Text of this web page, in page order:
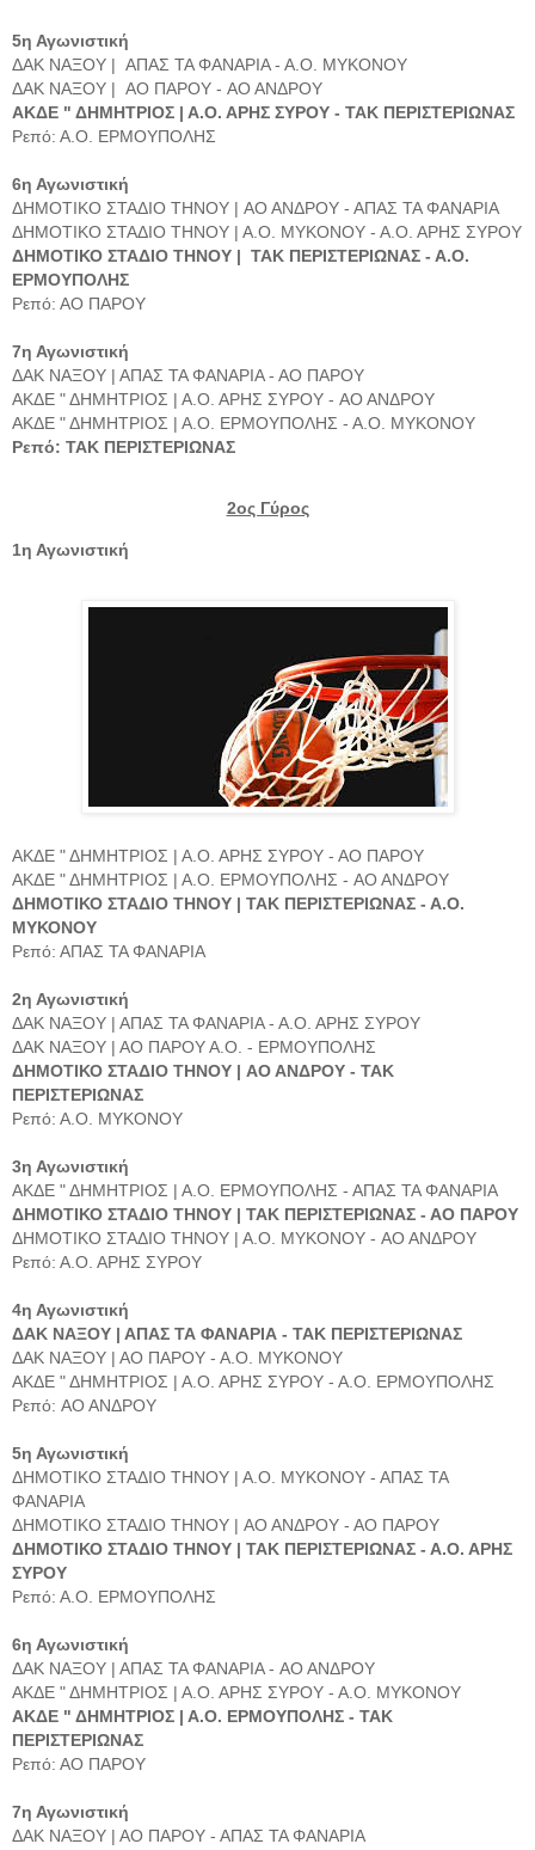
5η Αγωνιστική
ΔΑΚ ΝΑΞΟΥ | ΑΠΑΣ ΤΑ ΦΑΝΑΡΙΑ - Α.Ο. ΜΥΚΟΝΟΥ
ΔΑΚ ΝΑΞΟΥ | ΑΟ ΠΑΡΟΥ - AO AΝΔΡΟΥ
ΑΚΔΕ " ΔΗΜΗΤΡΙΟΣ | Α.Ο. ΑΡΗΣ ΣΥΡΟΥ - ΤΑΚ ΠΕΡΙΣΤΕΡΙΩΝΑΣ
Ρεπό: Α.Ο. ΕΡΜΟΥΠΟΛΗΣ
6η Αγωνιστική
ΔΗΜΟΤΙΚΟ ΣΤΑΔΙΟ ΤΗΝΟΥ | AO AΝΔΡΟΥ - ΑΠΑΣ ΤΑ ΦΑΝΑΡΙΑ
ΔΗΜΟΤΙΚΟ ΣΤΑΔΙΟ ΤΗΝΟΥ | Α.Ο. ΜΥΚΟΝΟΥ - Α.Ο. ΑΡΗΣ ΣΥΡΟΥ
ΔΗΜΟΤΙΚΟ ΣΤΑΔΙΟ ΤΗΝΟΥ | ΤΑΚ ΠΕΡΙΣΤΕΡΙΩΝΑΣ - Α.Ο.
ΕΡΜΟΥΠΟΛΗΣ
Ρεπό: ΑΟ ΠΑΡΟΥ
7η Αγωνιστική
ΔΑΚ ΝΑΞΟΥ | ΑΠΑΣ ΤΑ ΦΑΝΑΡΙΑ - ΑΟ ΠΑΡΟΥ
ΑΚΔΕ " ΔΗΜΗΤΡΙΟΣ | Α.Ο. ΑΡΗΣ ΣΥΡΟΥ - AO AΝΔΡΟΥ
ΑΚΔΕ " ΔΗΜΗΤΡΙΟΣ | Α.Ο. ΕΡΜΟΥΠΟΛΗΣ - Α.Ο. ΜΥΚΟΝΟΥ
Ρεπό: ΤΑΚ ΠΕΡΙΣΤΕΡΙΩΝΑΣ
2ος Γύρος
1η Αγωνιστική
ΑΚΔΕ " ΔΗΜΗΤΡΙΟΣ | Α.Ο. ΑΡΗΣ ΣΥΡΟΥ - ΑΟ ΠΑΡΟΥ
ΑΚΔΕ " ΔΗΜΗΤΡΙΟΣ | Α.Ο. ΕΡΜΟΥΠΟΛΗΣ - AO AΝΔΡΟΥ
ΔΗΜΟΤΙΚΟ ΣΤΑΔΙΟ ΤΗΝΟΥ | ΤΑΚ ΠΕΡΙΣΤΕΡΙΩΝΑΣ - Α.Ο.
ΜΥΚΟΝΟΥ
Ρεπό: ΑΠΑΣ ΤΑ ΦΑΝΑΡΙΑ
2η Αγωνιστική
ΔΑΚ ΝΑΞΟΥ | ΑΠΑΣ ΤΑ ΦΑΝΑΡΙΑ - Α.Ο. ΑΡΗΣ ΣΥΡΟΥ
ΔΑΚ ΝΑΞΟΥ | ΑΟ ΠΑΡΟΥ Α.Ο. - ΕΡΜΟΥΠΟΛΗΣ
ΔΗΜΟΤΙΚΟ ΣΤΑΔΙΟ ΤΗΝΟΥ | AO AΝΔΡΟΥ - ΤΑΚ
ΠΕΡΙΣΤΕΡΙΩΝΑΣ
Ρεπό: Α.Ο. ΜΥΚΟΝΟΥ
3η Αγωνιστική
ΑΚΔΕ " ΔΗΜΗΤΡΙΟΣ | Α.Ο. ΕΡΜΟΥΠΟΛΗΣ - ΑΠΑΣ ΤΑ ΦΑΝΑΡΙΑ
ΔΗΜΟΤΙΚΟ ΣΤΑΔΙΟ ΤΗΝΟΥ | ΤΑΚ ΠΕΡΙΣΤΕΡΙΩΝΑΣ - ΑΟ ΠΑΡΟΥ
ΔΗΜΟΤΙΚΟ ΣΤΑΔΙΟ ΤΗΝΟΥ | Α.Ο. ΜΥΚΟΝΟΥ - AO AΝΔΡΟΥ
Ρεπό: Α.Ο. ΑΡΗΣ ΣΥΡΟΥ
4η Αγωνιστική
ΔΑΚ ΝΑΞΟΥ | ΑΠΑΣ ΤΑ ΦΑΝΑΡΙΑ - ΤΑΚ ΠΕΡΙΣΤΕΡΙΩΝΑΣ
ΔΑΚ ΝΑΞΟΥ | ΑΟ ΠΑΡΟΥ - Α.Ο. ΜΥΚΟΝΟΥ
ΑΚΔΕ " ΔΗΜΗΤΡΙΟΣ | Α.Ο. ΑΡΗΣ ΣΥΡΟΥ - Α.Ο. ΕΡΜΟΥΠΟΛΗΣ
Ρεπό: AO AΝΔΡΟΥ
5η Αγωνιστική
ΔΗΜΟΤΙΚΟ ΣΤΑΔΙΟ ΤΗΝΟΥ | Α.Ο. ΜΥΚΟΝΟΥ - ΑΠΑΣ ΤΑ
ΦΑΝΑΡΙΑ
ΔΗΜΟΤΙΚΟ ΣΤΑΔΙΟ ΤΗΝΟΥ | AO AΝΔΡΟΥ - ΑΟ ΠΑΡΟΥ
ΔΗΜΟΤΙΚΟ ΣΤΑΔΙΟ ΤΗΝΟΥ | ΤΑΚ ΠΕΡΙΣΤΕΡΙΩΝΑΣ - Α.Ο. ΑΡΗΣ
ΣΥΡΟΥ
Ρεπό: Α.Ο. ΕΡΜΟΥΠΟΛΗΣ
6η Αγωνιστική
ΔΑΚ ΝΑΞΟΥ | ΑΠΑΣ ΤΑ ΦΑΝΑΡΙΑ - AO AΝΔΡΟΥ
ΑΚΔΕ " ΔΗΜΗΤΡΙΟΣ | Α.Ο. ΑΡΗΣ ΣΥΡΟΥ - Α.Ο. ΜΥΚΟΝΟΥ
ΑΚΔΕ " ΔΗΜΗΤΡΙΟΣ | Α.Ο. ΕΡΜΟΥΠΟΛΗΣ - ΤΑΚ
ΠΕΡΙΣΤΕΡΙΩΝΑΣ
Ρεπό: ΑΟ ΠΑΡΟΥ
7η Αγωνιστική
ΔΑΚ ΝΑΞΟΥ | ΑΟ ΠΑΡΟΥ - ΑΠΑΣ ΤΑ ΦΑΝΑΡΙΑ